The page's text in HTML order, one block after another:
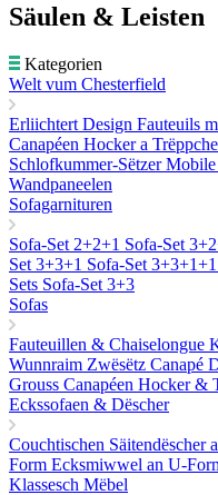
Säulen & Leisten
Kategorien
Welt vum Chesterfield
Erliichtert Design Fauteuils
Canapéen Hocker a
Schlofkummer-SëtzerMobile
Wandpaneelen
Sofagarnituren
Sofa-Set 2+2+1 Sofa-Set
Set 3+3+1 Sofa-Set 3+3+1+1
Sets Sofa-Set 3+3
Sofas
Fauteuillen & Chaiselongue
Wunnraim Zwësëtz Canapé
Grouss Canapéen Hocker &
Eckssofaen & Dëscher
Couchtischen Säitendëscher
Form Ecksmiwwel an U-
Klassesch Mëbel